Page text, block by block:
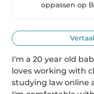
oppassen op
I'm a 20 year old
loves working with
studying law online